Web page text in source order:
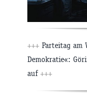
+++ Parteitag am
Demokratie«:
auf +++